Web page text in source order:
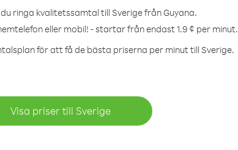
ringa kvalitetssamtal till Sverige från Guyana.
eller mobil! - startar från endast 1.9 ¢ per minut.
för att få de bästa priserna per minut till Sverige.
Visa priser till Sverige